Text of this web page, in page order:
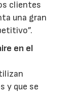
clientes
una gran
en el
y que se